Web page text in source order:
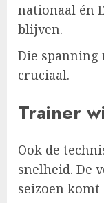
nationaal én
blijven.
Die spanning
cruciaal.
Trainer
Ook de
snelheid. De
seizoen